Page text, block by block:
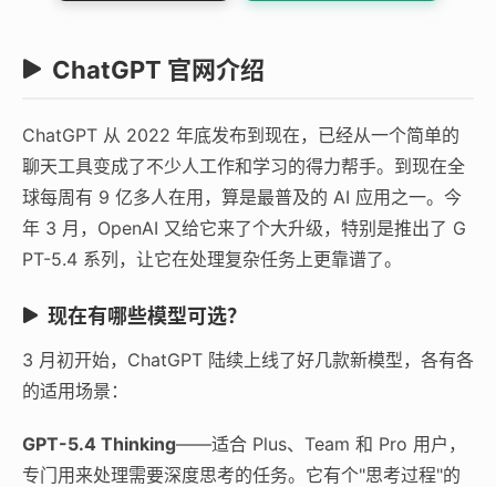
ChatGPT 官网介绍
ChatGPT 从 2022 年底发布到现在，已经从一个简单的
聊天工具变成了不少人工作和学习的得力帮手。到现在全
球每周有 9 亿多人在用，算是最普及的 AI 应用之一。今
年 3 月，OpenAI 又给它来了个大升级，特别是推出了 G
PT-5.4 系列，让它在处理复杂任务上更靠谱了。
现在有哪些模型可选？
3 月初开始，ChatGPT 陆续上线了好几款新模型，各有各
的适用场景：
GPT-5.4 Thinking——适合 Plus、Team 和 Pro 用户，
专门用来处理需要深度思考的任务。它有个"思考过程"的